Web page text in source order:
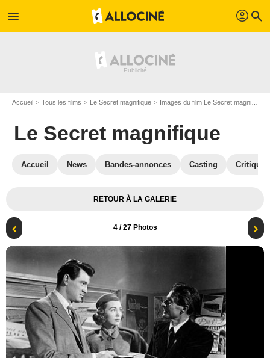
menu profil search
Accueil Tous les films Le Secret magnifique Images du film Le Secret magnifique
Le Secret magnifique
Accueil News Bandes-annonces Casting
RETOUR À LA GALERIE
4/ 27 Photos